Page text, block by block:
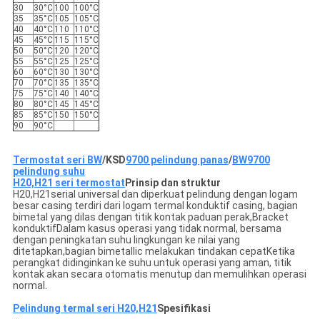
30
30°C 100
100°C
35
35°C 105
105°C
40
40°C 110
110°C
45
45°C 115
115°C
50
50°C 120
120°C
55
55°C 125
125°C
60
60°C 130
130°C
70
70°C 135
135°C
75
75°C 140
140°C
80
80°C 145
145°C
85
85°C 150
150°C
90
90°C
Termostat seri BW/KSD9700 pelindung panas/BW9700
pelindung suhu
H20,H21 seri termostat Prinsip dan struktur
H20,H21serial universal dan diperkuat pelindung dengan logam
besar casing terdiri dari logam termal konduktif casing, bagian
bimetal yang dilas dengan titik kontak paduan perak,Bracket
konduktifDalam kasus operasi yang tidak normal, bersama
dengan peningkatan suhu lingkungan ke nilai yang
ditetapkan,bagian bimetallic melakukan tindakan cepatKetika
perangkat didinginkan ke suhu untuk operasi yang aman, titik
kontak akan secara otomatis menutup dan memulihkan operasi
normal.
Pelindung termal seri H20,H21 Spesifikasi